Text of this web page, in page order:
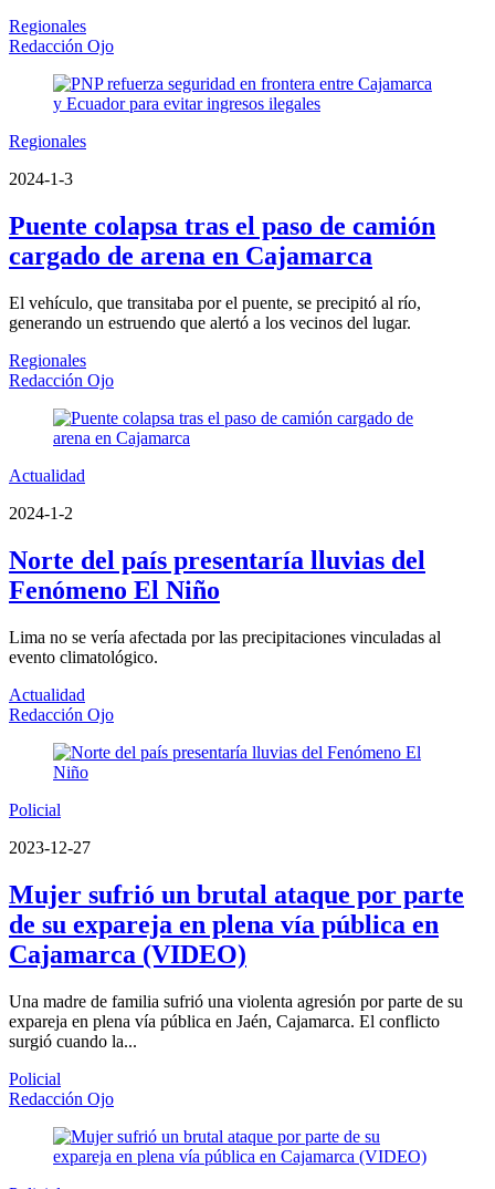
Regionales
Redacción Ojo
Regionales
2024-1-3
Puente colapsa tras el paso de camión
cargado de arena en Cajamarca
El vehículo, que transitaba por el puente, se precipitó al río,
generando un estruendo que alertó a los vecinos del lugar.
Regionales
Redacción Ojo
Actualidad
2024-1-2
Norte del país presentaría lluvias del
Fenómeno El Niño
Lima no se vería afectada por las precipitaciones vinculadas al
evento climatológico.
Actualidad
Redacción Ojo
Policial
2023-12-27
Mujer sufrió un brutal ataque por parte
de su expareja en plena vía pública en
Cajamarca (VIDEO)
Una madre de familia sufrió una violenta agresión por parte de su
expareja en plena vía pública en Jaén, Cajamarca. El conflicto
surgió cuando la...
Policial
Redacción Ojo